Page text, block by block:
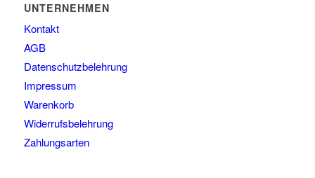
UNTERNEHMEN
Kontakt
AGB
Datenschutzbelehrung
Impressum
Warenkorb
Widerrufsbelehrung
Zahlungsarten